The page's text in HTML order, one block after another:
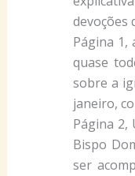
devoções
Página 1,
quase
sobre a
janeiro,
Página 2,
Bispo
ser